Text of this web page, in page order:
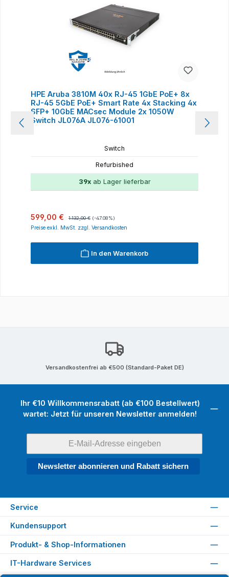
HPE Aruba 3810M 40x RJ-45 1GbE PoE+ 8x
RJ-45 5GbE PoE+ Smart Rate 4x Stacking 4x
SFP+ 10GbE MACsec Module 2x 1050W
Switch JL076A JL076-61001
Switch
Refurbished
39xab Lager lieferbar
Verkaufspreis:
599,00 € Regulärer Preis:
1.132,00 € (-47.08%)
Preise exkl. MwSt. zzgl. Versandkosten
In den Warenkorb
Versandkostenfrei ab €500 (Standard-Paket DE)
Ihr €10 Willkommensrabatt (ab €100 Bestellwert)
wartet: Jetzt für unseren Newsletter anmelden!
Newsletter abonnieren und Rabatt sichern
Service
Kundensupport
Produkt- & Shop-Informationen
IT-Hardware Services